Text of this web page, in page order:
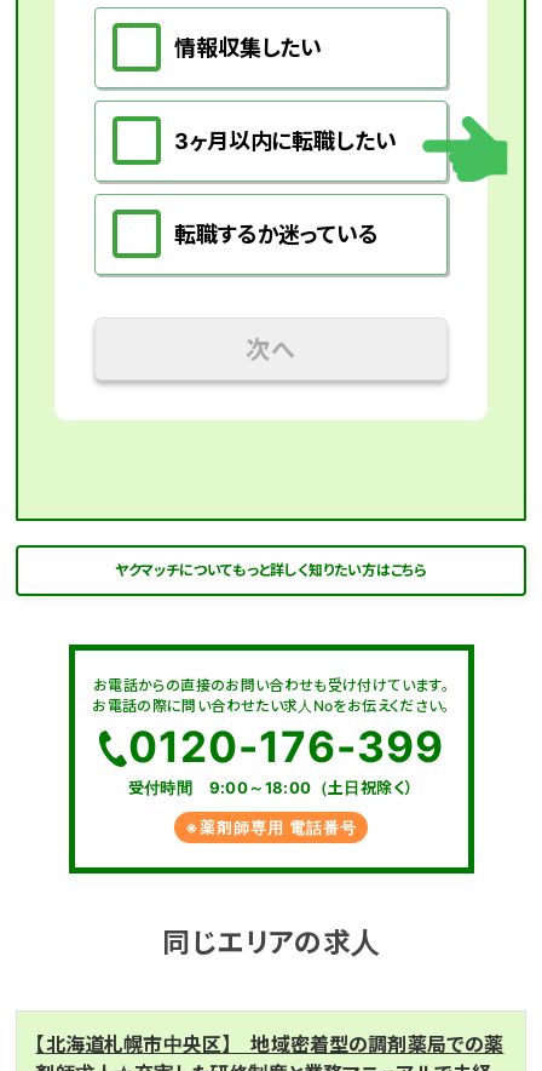
情報収集したい
3ヶ月以内に転職したい
転職するか迷っている
次へ
ヤクマッチについてもっと詳しく知りたい方はこちら
お電話からの直接のお問い合わせも受け付けています。
お電話の際に問い合わせたい求人Noをお伝えください。
0120-176-399
受付時間 9:00～18:00（土日祝除く）
※薬剤師専用 電話番号
同じエリアの求人
【北海道札幌市中央区】 地域密着型の調剤薬局での薬